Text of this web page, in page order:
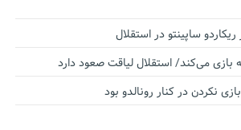
ساپینتو در استقلال
بازی می‌کند/ استقلال لیاقت صعود دارد
نکردن در کنار رونالدو بود